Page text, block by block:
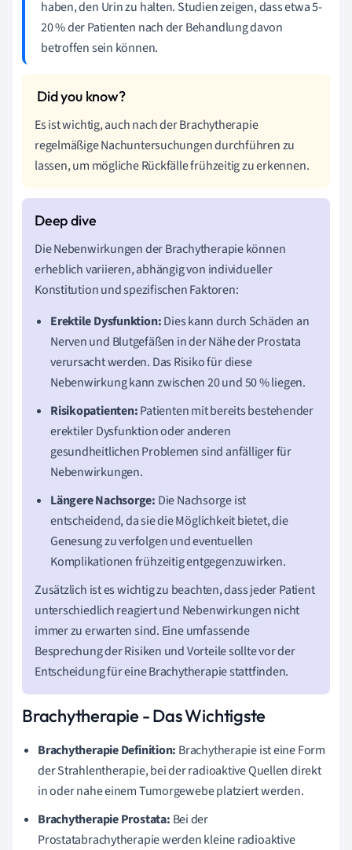
haben, den Urin zu halten. Studien zeigen, dass etwa 5-
20 % der Patienten nach der Behandlung davon
betroffen sein können.
Es ist wichtig, auch nach der Brachytherapie
regelmäßige Nachuntersuchungen durchführen zu
lassen, um mögliche Rückfälle frühzeitig zu erkennen.
Die Nebenwirkungen der Brachytherapie können
erheblich variieren, abhängig von individueller
Konstitution und spezifischen Faktoren:
Erektile Dysfunktion:Dies kann durch Schäden an
Nerven und Blutgefäßen in der Nähe der Prostata
verursacht werden. Das Risiko für diese
Nebenwirkung kann zwischen 20 und 50 % liegen.
Risikopatienten:Patienten mit bereits bestehender
erektiler Dysfunktion oder anderen
gesundheitlichen Problemen sind anfälliger für
Nebenwirkungen.
Längere Nachsorge: Die Nachsorge ist
entscheidend, da sie die Möglichkeit bietet, die
Genesung zu verfolgen und eventuellen
Komplikationen frühzeitig entgegenzuwirken.
Zusätzlich ist es wichtig zu beachten, dass jeder Patient
unterschiedlich reagiert und Nebenwirkungen nicht
immer zu erwarten sind. Eine umfassende
Besprechung der Risiken und Vorteile sollte vor der
Entscheidung für eine Brachytherapie stattfinden.
Brachytherapie - Das Wichtigste
Brachytherapie Definition: Brachytherapie ist eine Form
der Strahlentherapie, bei der radioaktive Quellen direkt
in oder nahe einem Tumorgewebe platziert werden.
Brachytherapie Prostata: Bei der
Prostatabrachytherapie werden kleine radioaktive